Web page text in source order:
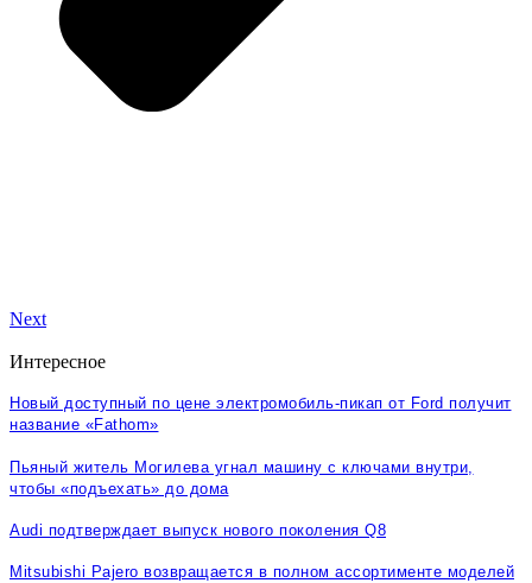
Next
Интересное
Новый доступный по цене электромобиль-пикап от Ford получит
название «Fathom»
Пьяный житель Могилева угнал машину с ключами внутри,
чтобы «подъехать» до дома
Audi подтверждает выпуск нового поколения Q8
Mitsubishi Pajero возвращается в полном ассортименте моделей